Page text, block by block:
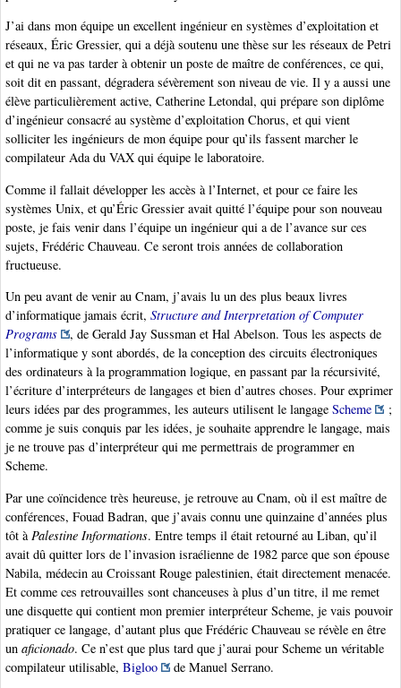
J’ai dans mon équipe un excellent ingénieur en systèmes d’exploitation et
réseaux, Éric Gressier, qui a déjà soutenu une thèse sur les réseaux de Petri
et qui ne va pas tarder à obtenir un poste de maître de conférences, ce qui,
soit dit en passant, dégradera sévèrement son niveau de vie. Il y a aussi une
élève particulièrement active, Catherine Letondal, qui prépare son diplôme
d’ingénieur consacré au système d’exploitation Chorus, et qui vient
solliciter les ingénieurs de mon équipe pour qu’ils fassent marcher le
compilateur Ada du VAX qui équipe le laboratoire.
Comme il fallait développer les accès à l’Internet, et pour ce faire les
systèmes Unix, et qu’Éric Gressier avait quitté l’équipe pour son nouveau
poste, je fais venir dans l’équipe un ingénieur qui a de l’avance sur ces
sujets, Frédéric Chauveau. Ce seront trois années de collaboration
fructueuse.
Un peu avant de venir au Cnam, j’avais lu un des plus beaux livres
d’informatique jamais écrit, Structure and Interpretation of Computer
Programs
, de Gerald Jay Sussman et Hal Abelson. Tous les aspects de
l’informatique y sont abordés, de la conception des circuits électroniques
des ordinateurs à la programmation logique, en passant par la récursivité,
l’écriture d’interpréteurs de langages et bien d’autres choses. Pour exprimer
leurs idées par des programmes, les auteurs utilisent le langage Scheme
;
comme je suis conquis par les idées, je souhaite apprendre le langage, mais
je ne trouve pas d’interpréteur qui me permettrais de programmer en
Scheme.
Par une coïncidence très heureuse, je retrouve au Cnam, où il est maître de
conférences, Fouad Badran, que j’avais connu une quinzaine d’années plus
tôt à Palestine Informations. Entre temps il était retourné au Liban, qu’il
avait dû quitter lors de l’invasion israélienne de 1982 parce que son épouse
Nabila, médecin au Croissant Rouge palestinien, était directement menacée.
Et comme ces retrouvailles sont chanceuses à plus d’un titre, il me remet
une disquette qui contient mon premier interpréteur Scheme, je vais pouvoir
pratiquer ce langage, d’autant plus que Frédéric Chauveau se révèle en être
un aficionado. Ce n’est que plus tard que j’aurai pour Scheme un véritable
compilateur utilisable, Bigloo
de Manuel Serrano.